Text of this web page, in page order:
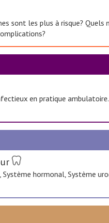
sont les plus à risque?
en pratique
hormonal, Système